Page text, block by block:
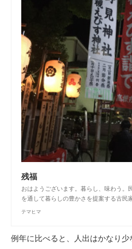
残福
おはようございます。暮らし、味わう。
を通して暮らしの豊かさを提案する古民
テマヒマ
例年に比べると、人出はかなり